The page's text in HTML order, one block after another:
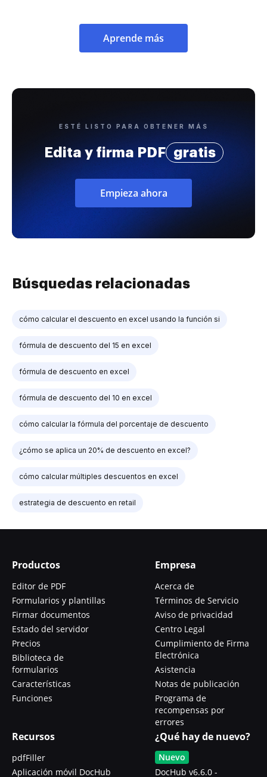
Aprende más
ESTÉ LISTO PARA OBTENER MÁS
Edita y firma PDF gratis
Empieza ahora
Búsquedas relacionadas
cómo calcular el descuento en excel usando la función si
fórmula de descuento del 15 en excel
fórmula de descuento en excel
fórmula de descuento del 10 en excel
cómo calcular la fórmula del porcentaje de descuento
¿cómo se aplica un 20% de descuento en excel?
cómo calcular múltiples descuentos en excel
estrategia de descuento en retail
Productos
Editor de PDF
Formularios y plantillas
Firmar documentos
Estado del servidor
Precios
Biblioteca de
formularios
Características
Funciones
Empresa
Acerca de
Términos de Servicio
Aviso de privacidad
Centro Legal
Cumplimiento de Firma
Electrónica
Asistencia
Notas de publicación
Programa de
recompensas por
errores
Recursos
pdfFiller
Aplicación móvil DocHub
¿Qué hay de nuevo?
Nuevo
DocHub v6.6.0 -